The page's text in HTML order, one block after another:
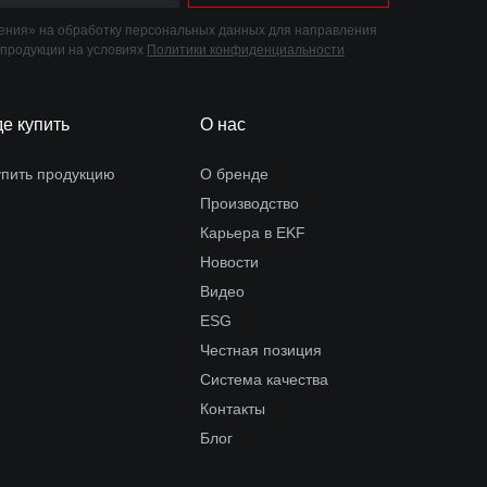
на обработку персональных данных для направления
на условиях Политики конфиденциальности
купить
продукцию
О нас
О бренде
Производство
Карьера в EKF
Новости
Видео
ESG
Честная позиция
Система качества
Контакты
Блог